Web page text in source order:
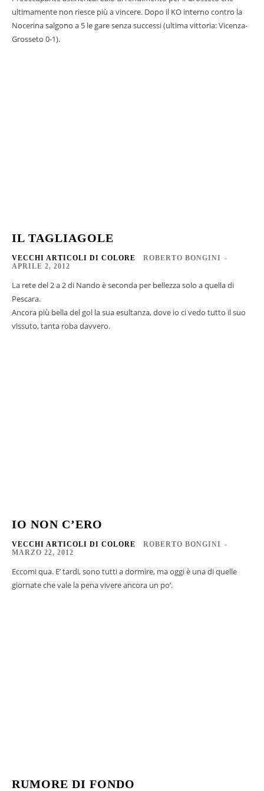
ultimamente non riesce più a vincere. Dopo il KO interno contro la
Nocerina salgono a 5 le gare senza successi (ultima vittoria: Vicenza-
Grosseto 0-1).
IL TAGLIAGOLE
VECCHI ARTICOLI DI COLORE ROBERTO BONGINI -
APRILE 2, 2012
La rete del 2 a 2 di Nando è seconda per bellezza solo a quella di
Pescara.
Ancora più bella del gol la sua esultanza, dove io ci vedo tutto il suo
vissuto, tanta roba davvero.
IO NON C’ERO
VECCHI ARTICOLI DI COLORE ROBERTO BONGINI -
MARZO 22, 2012
Eccomi qua. E’ tardi, sono tutti a dormire, ma oggi è una di quelle
giornate che vale la pena vivere ancora un po’.
RUMORE DI FONDO